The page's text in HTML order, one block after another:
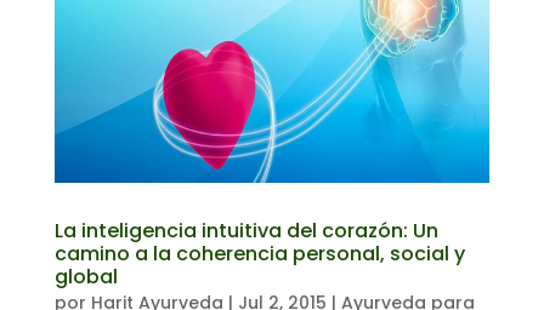
La inteligencia intuitiva del corazón: Un
camino a la coherencia personal, social y
global
por Harit Ayurveda | Jul 2, 2015 | Ayurveda para